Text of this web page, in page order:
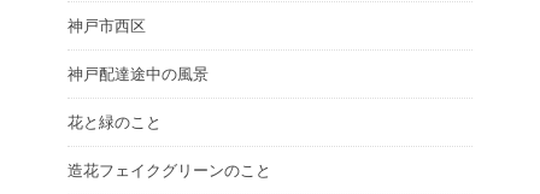
神戸市西区
神戸配達途中の風景
花と緑のこと
造花フェイクグリーンのこと